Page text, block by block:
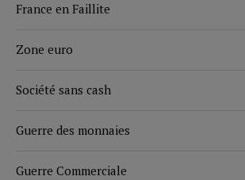
France en Faillite
Zone euro
Société sans cash
Guerre des monnaies
Guerre Commerciale